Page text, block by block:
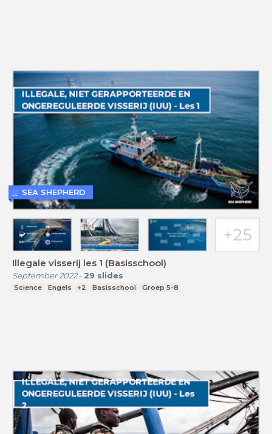
Illegale visserij les 1 (Basisschool)
September 2022- 29 slides
Science Engels +2 Basisschool Groep 5-8
SEA SHEPHERD